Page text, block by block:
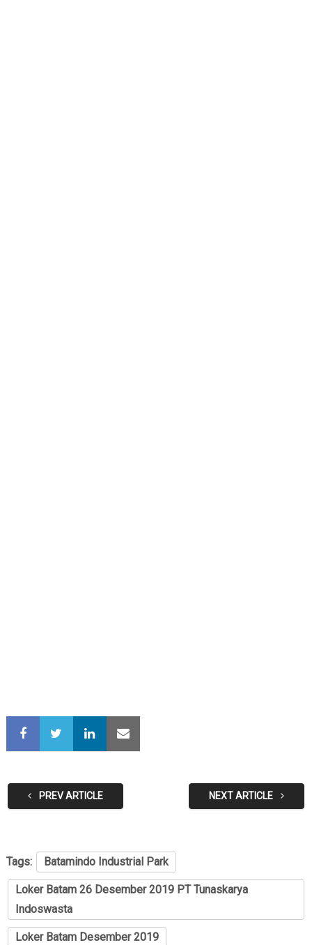
PREV ARTICLE NEXT ARTICLE
Tags: Batamindo Industrial Park
Loker Batam 26 Desember 2019 PT Tunaskarya
Indoswasta
Loker Batam Desember 2019